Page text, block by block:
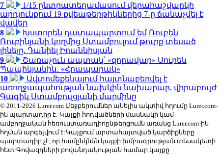
7
1/15 ընտրատեղամասում վերահաշվարկի
արդյունքում 19 քվեաթերթիկներից 7-ը ճանաչվել է
վավեր
8
Խստորեն դատապարտում եմ Ռուբեն
Ռուբինյանի կողմից Ստամբուլում թուրք տեսած
լինելը. Դանիել Իոաննիսյան
9
Շառաչուն ապտակ՝ «զորավար» Սուրեն
Պապիկյանին․ «Հրապարակ»
10
Ավտոմեքենայում հայտնաբերվել է
առողջապահության նախկին նախարար, վիրաբույժ
Գագիկ Ստամբուլցյանի մարմինը
© 2011-2026 Lurer.com Մեջբերումներ անելիս ակտիվ հղումը Lurer.com-
ին պարտադիր է: Կայքի հոդվածների մասնակի կամ
ամբողջական հեռուստառադիոընթերցումն առանց Lurer.com-ին
հղման արգելվում է:Կայքում արտահայտված կարծիքները
պարտադիր չէ, որ համընկնեն կայքի խմբագրության տեսակետի
հետ:Գովազդների բովանդակության համար կայքը